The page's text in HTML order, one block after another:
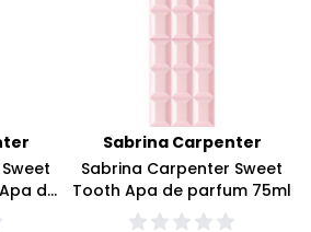
de
Sabrina Carpenter
Sabrina Carpenter Sweet
Tooth Apa de parfum 75ml